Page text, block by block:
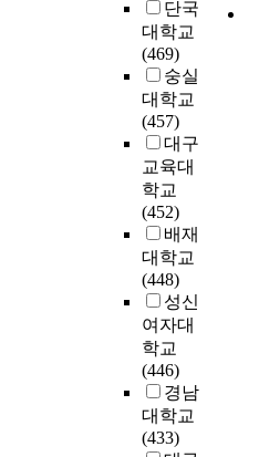
단국
대학교
(469)
숭실
대학교
(457)
대구
교육대
학교
(452)
배재
대학교
(448)
성신
여자대
학교
(446)
경남
대학교
(433)